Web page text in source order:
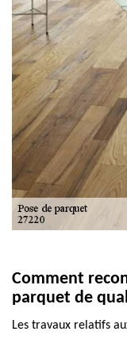
Comment
parquet de
Les travaux relatifs